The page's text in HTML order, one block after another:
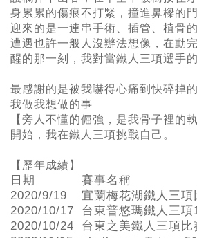
身累累的傷痕不打緊，撞進鼻樑的
迎來的是一連串手術、插管、植骨
遭遇也許一般人沒辦法想像，在動
醒的那一刻，我對當鐵人三項選手
最感謝的是被我嚇得心痛到快碎掉
我做我想做的事
【旁人不懂的倔強，是我骨子裡的
開始，我在鐵人三項挑戰自己。
【歷年成績】
日期 賽事名稱
2020/9/19
宜蘭梅花湖鐵人三項
2020/10/17
台東普悠瑪鐵人三項
2020/10/24
台東之美鐵人三項比